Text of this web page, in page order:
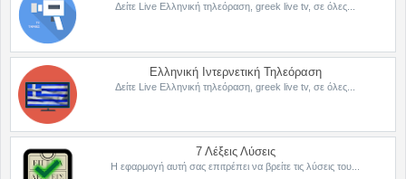
Δείτε Live Ελληνική τηλεόραση, greek live tv, σε όλες...
Ελληνική Ιντερνετική Τηλεόραση
Δείτε Live Ελληνική τηλεόραση, greek live tv, σε όλες...
7 Λέξεις Λύσεις
Η εφαρμογή αυτή σας επιτρέπει να βρείτε τις λύσεις του...